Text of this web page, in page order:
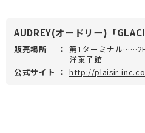
AUDREY(オードリー)「
販売場所 ： 第1ターミナル
洋菓子館
公式サイト
： http://plaisir-